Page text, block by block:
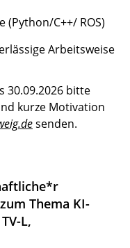
C++/ ROS)
Arbeitsweise
30.09.2026 bitte
kurze Motivation
senden.
Thema KI-
L,